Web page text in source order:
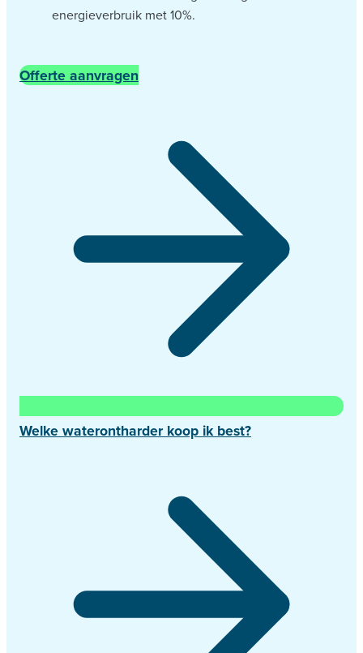
energieverbruik met 10%.
Offerte aanvragen
Welke waterontharder koop ik best?